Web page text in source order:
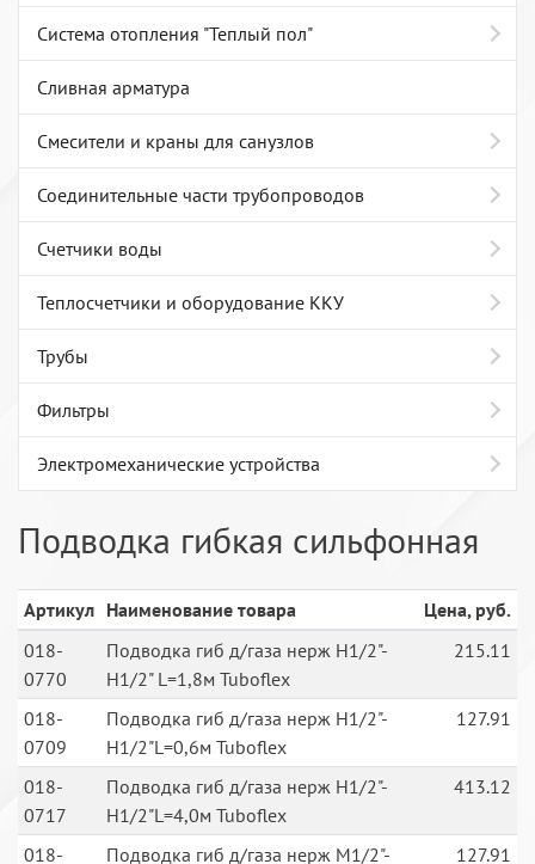
Система отопления "Теплый пол"
Сливная арматура
Смесители и краны для санузлов
Соединительные части трубопроводов
Счетчики воды
Теплосчетчики и оборудование ККУ
Трубы
Фильтры
Электромеханические устройства
Подводка гибкая сильфонная
Артикул Наименование товара
Цена, руб.
018-
0770
Подводка гиб д/газа нерж H1/2"-
H1/2" L=1,8м Tuboflex
215.11
018-
0709
Подводка гиб д/газа нерж H1/2"-
H1/2"L=0,6м Tuboflex
127.91
018-
0717
Подводка гиб д/газа нерж H1/2"-
H1/2"L=4,0м Tuboflex
413.12
018- Подводка гиб д/газа нерж M1/2"- 127.91